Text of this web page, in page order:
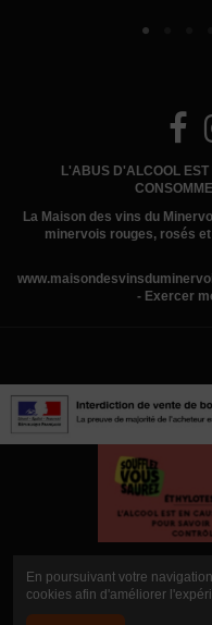
L'ABUS D'ALCOOL
La Maison des vins du
minervois rouges, rosés
www.
- Exercer
En poursuivant votre
cookies afin d'améliorer